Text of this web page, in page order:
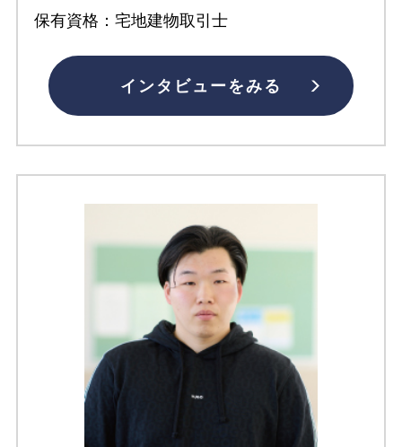
保有資格：宅地建物取引士
インタビューをみる